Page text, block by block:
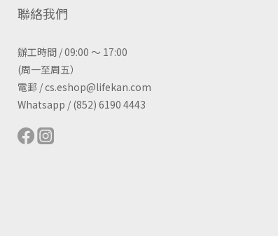
聯絡我們
辦工時間 / 09:00 ～ 17:00
(周一至周五）
電郵 / cs.eshop@lifekan.com
Whatsapp / (852) 6190 4443